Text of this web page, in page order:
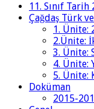
11. Sınıf Tarih
Çağdaş Türk
1. Ünite:
2.Ünite:
3. Ünite:
4. Ünite:
5. Ünite:
Doküman
2015-